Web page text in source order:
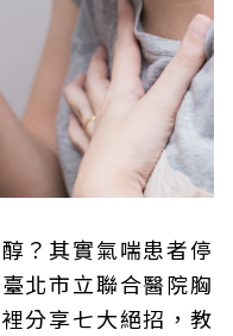
？其實氣喘患者停
北市立聯合醫院胸
分享七大絕招，教